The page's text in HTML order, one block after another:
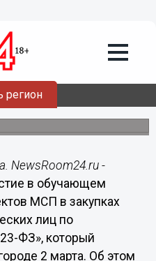
регион
об
с целью
бизнеса о
NewsRoom24.ru -
в обучающем
МСП в закупках
лиц по
ФЗ», который
2 марта. Об этом